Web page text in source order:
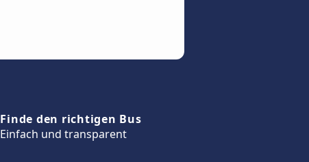
Finde den richtigen Bus
Einfach und transparent